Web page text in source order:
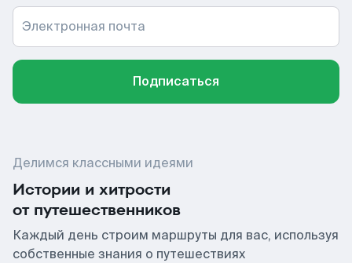
Электронная почта
Подписаться
Делимся классными идеями
Истории и хитрости
от путешественников
Каждый день строим маршруты для вас, используя
собственные знания о путешествиях